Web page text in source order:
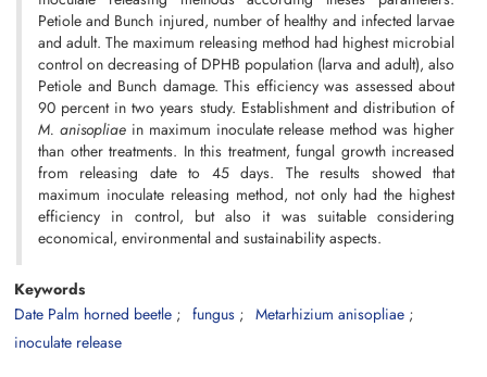
Petiole and Bunch injured, number of healthy and infected larvae
and adult. The maximum releasing method had highest microbial
control on decreasing of DPHB population (larva and adult), also
Petiole and Bunch damage. This efficiency was assessed about
90 percent in two years study. Establishment and distribution of
M. anisopliaein maximum inoculate release method was higher
than other treatments. In this treatment, fungal growth increased
from releasing date to 45 days. The results showed that
maximum inoculate releasing method, not only had the highest
efficiency in control, but also it was suitable considering
economical, environmental and sustainability aspects.
Keywords
Date Palm horned beetle
fungus
Metarhizium anisopliae
inoculate release